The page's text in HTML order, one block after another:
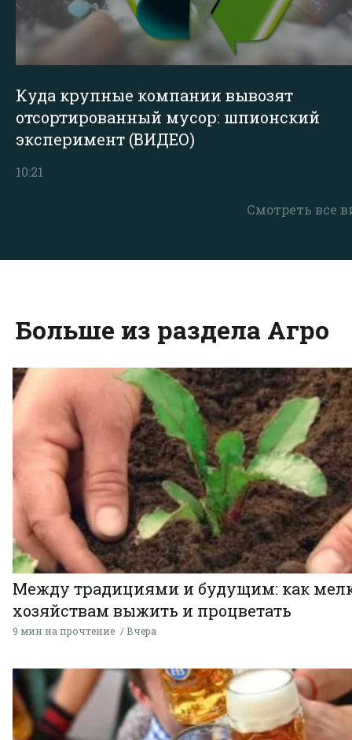
Смотреть все
Куда крупные компании вывозят
отсортированный мусор: шпионский
эксперимент (ВИДЕО)
10:21
Больше из раздела Агро
Между традициями и будущим: как
хозяйствам выжить и процветать
9 мин на прочтение Вчера